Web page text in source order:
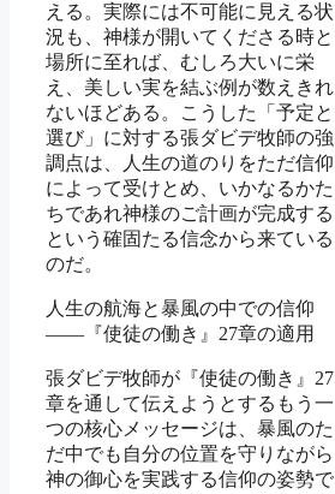
える。実際には不可能に見える状
況も、神様が開いてくださる時と
場所に至れば、むしろ大いに栄
え、美しい実を結ぶ例が数えきれ
ないほどある。こうした「予定と
選び」に対する張ダビデ牧師の強
調点は、人生の道のりをただ信仰
によって受けとめ、いかなるかた
ちであれ神様のご計画が完成する
という確固たる信念から来ている
のだ。
人生の航海と暴風の中での信仰
――『使徒の働き』27章の適用
張ダビデ牧師が『使徒の働き』27
章を通して伝えようとするもう一
つの核心メッセージは、暴風のた
だ中でも自分の位置を守りながら
神の御心を実践する信仰の姿勢で